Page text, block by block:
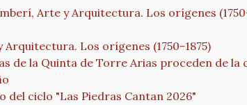
Arte y Arquitectura. Los orígenes
Arquitectura. Los orígenes (1750-1875)
de la Quinta de Torre Arias proceden de la
del ciclo "Las Piedras Cantan 2026"